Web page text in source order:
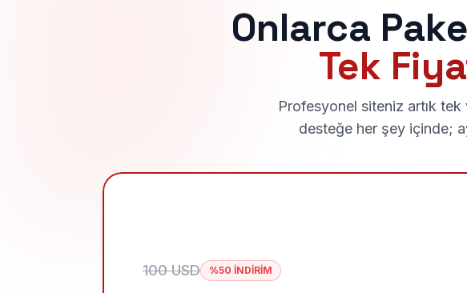
Onlarca
Tek
Profesyonel siteniz artık
desteğe her şey içinde;
100 USD %50 İNDİRİM